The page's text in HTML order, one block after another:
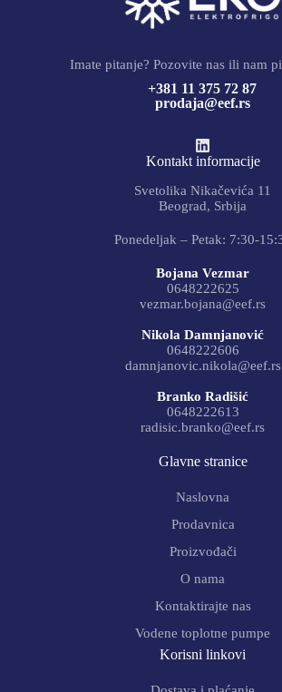
Imate pitanje? Pozovite nas ili nam
+381 11 375 72 87
prodaja@eef.rs
Kontakt informacije
Svetolika Nikačevića 11
Beograd, Srbija
Ponedeljak – Petak: 7:30-
Bojana Vezmar
0648222625
vezmar.bojana@eef.rs
Nikola Damnjanović
0648222606
damnjanovic.nikola@eef.rs
Branko Radišić
0648222613
radisic.branko@eef.rs
Glavne stranice
Naslovna
Prodavnica
Proizvođači
O nama
Kontaktirajte nas
Vodene toplotne pumpe
Korisni linkovi